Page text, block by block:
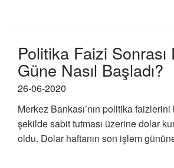
Politika Faizi Sonrası
Güne Nasıl Başladı?
26-06-2020
Merkez Bankası’nın politika
şekilde sabit tutması üzerine dolar
oldu. Dolar haftanın son işlem